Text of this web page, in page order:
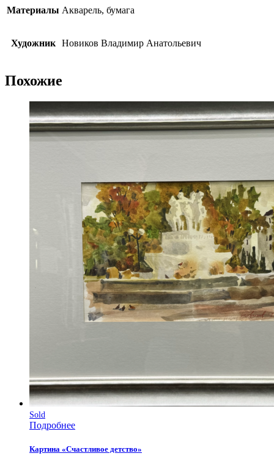
Материалы Акварель, бумага
Художник Новиков Владимир Анатольевич
Похожие
Sold
Подробнее
Картина «Счастливое детство»